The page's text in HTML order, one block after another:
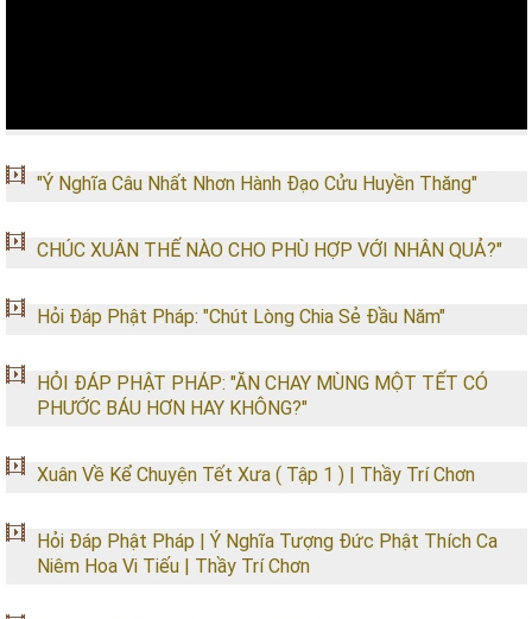
"Ý Nghĩa Câu Nhất Nhơn Hành Đạo Cửu Huyền Thăng"
CHÚC XUÂN THẾ NÀO CHO PHÙ HỢP VỚI NHÂN QUẢ?"
Hỏi Đáp Phật Pháp: "Chút Lòng Chia Sẻ Đầu Năm"
HỎI ĐÁP PHẬT PHÁP: "ĂN CHAY MÙNG MỘT TẾT CÓ
PHƯỚC BÁU HƠN HAY KHÔNG?"
Xuân Về Kể Chuyện Tết Xưa ( Tập 1 ) | Thầy Trí Chơn
Hỏi Đáp Phật Pháp | Ý Nghĩa Tượng Đức Phật Thích Ca
Niêm Hoa Vi Tiếu | Thầy Trí Chơn